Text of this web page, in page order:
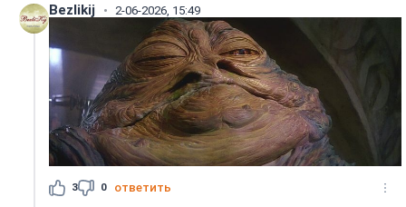
Bezlikij 2-06-2026, 15:49
3 0 ответить